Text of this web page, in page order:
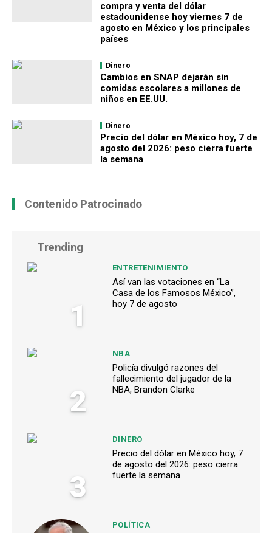
compra y venta del dólar
estadounidense hoy viernes 7 de
agosto en México y los principales
países
Dinero
Cambios en SNAP dejarán sin
comidas escolares a millones de
niños en EE.UU.
Dinero
Precio del dólar en México hoy, 7 de
agosto del 2026: peso cierra fuerte
la semana
Contenido Patrocinado
Trending
1
ENTRETENIMIENTO
Así van las votaciones en “La
Casa de los Famosos México”,
hoy 7 de agosto
2
NBA
Policía divulgó razones del
fallecimiento del jugador de la
NBA, Brandon Clarke
3
DINERO
Precio del dólar en México hoy, 7
de agosto del 2026: peso cierra
fuerte la semana
POLÍTICA